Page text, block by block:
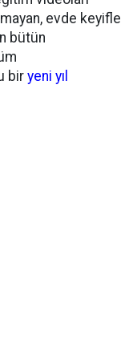
evde keyifle
bütün
bir yeni yıl